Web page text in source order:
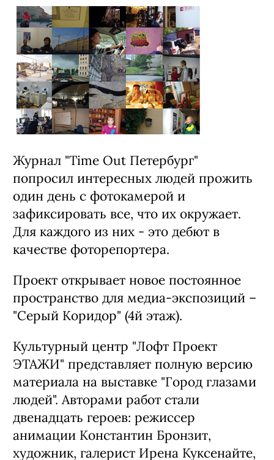
ГОРОДПОДПИСАТЬСЯ
"Город глазами людей":
фотопроект журнала
TimeOut Петербург - до 31
октября
Журнал "Time Out Петербург"
попросил интересных людей прожить
один день с фотокамерой и
Для каждого из них - это дебют в
качестве фоторепортера.
Проект открывает новое постоянное
пространство для медиа-экспозиций –
"Серый Коридор" (4й этаж).